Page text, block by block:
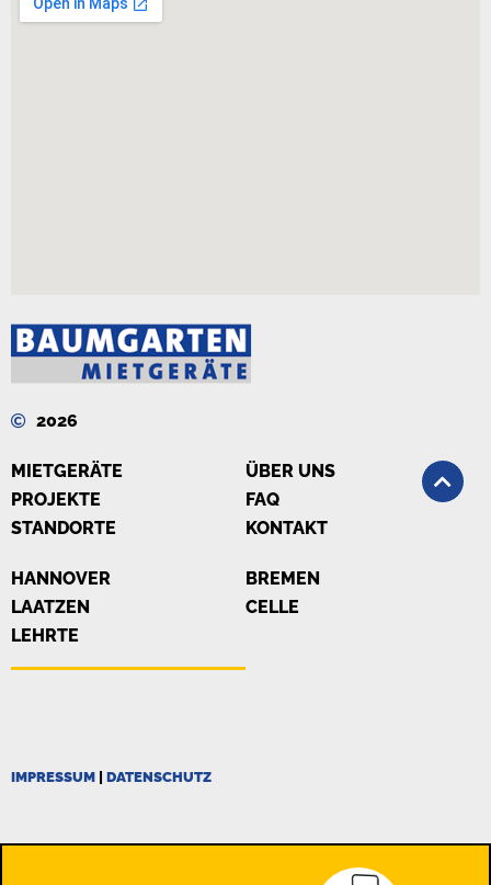
2026
MIETGERÄTE
PROJEKTE
STANDORTE
ÜBER UNS
FAQ
KONTAKT
HANNOVER
LAATZEN
LEHRTE
BREMEN
CELLE
IMPRESSUM | DATENSCHUTZ